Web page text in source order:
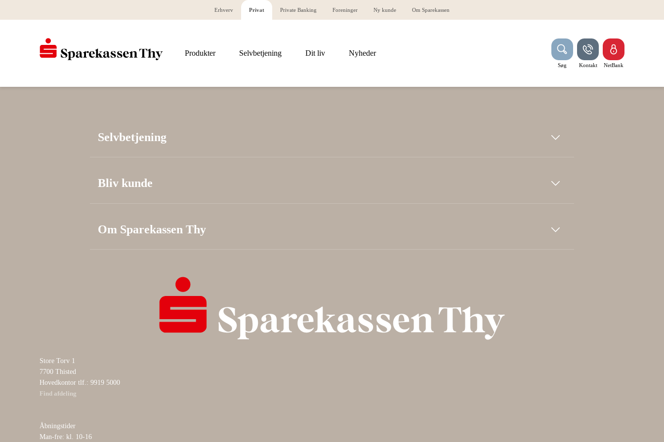
Erhverv Privat Private Banking Foreninger Ny kunde Om Sparekassen
Produkter Selvbetjening Dit liv Nyheder
Søg Kontakt NetBank
Selvbetjening
Bliv kunde
Om Sparekassen Thy
Store Torv 1
7700 Thisted
Hovedkontor tlf.: 9919 5000
Find afdeling
Åbningstider
Man-fre: kl. 10-16